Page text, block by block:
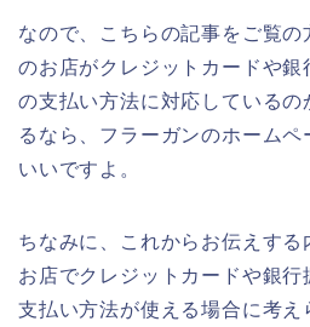
なので、こちらの記事をご覧の
のお店がクレジットカードや
の支払い方法に対応しているの
るなら、フラーガンのホームペ
いいですよ。
ちなみに、これからお伝えす
お店でクレジットカードや銀
支払い方法が使える場合に考え